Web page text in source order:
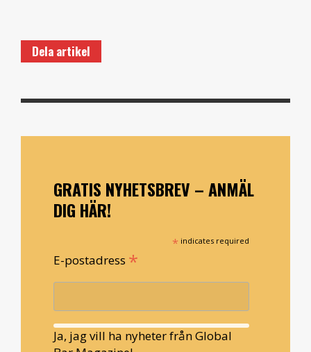
Dela artikel
GRATIS NYHETSBREV – ANMÄL
DIG HÄR!
* indicates required
E-postadress *
Ja, jag vill ha nyheter från Global